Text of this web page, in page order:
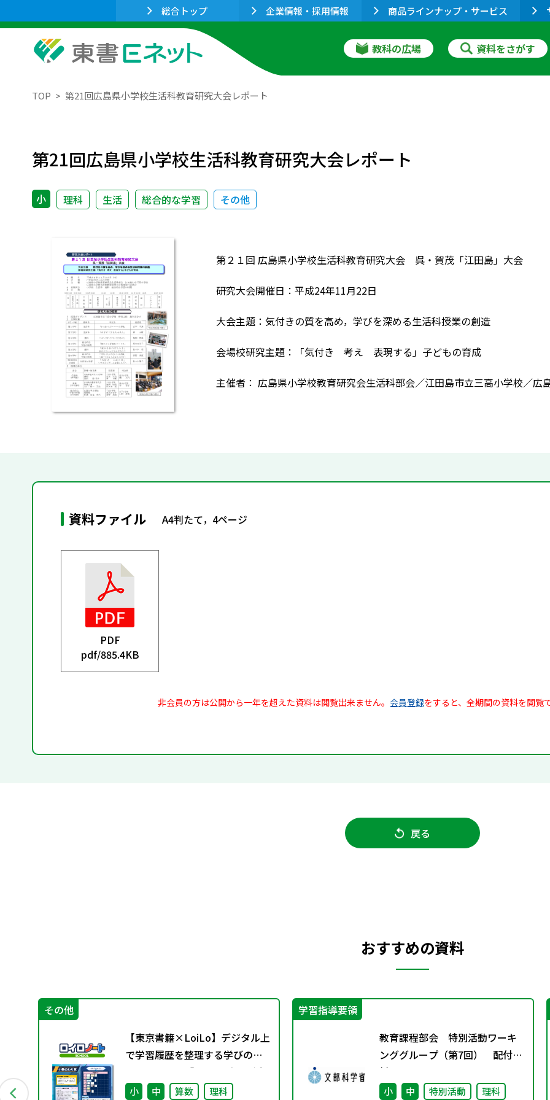
総合トップ 企業情報・採用情報 商品ラインナップ・サービス
教科の広場 資料をさがす
TOP 第21回広島県小学校生活科教育研究大会レポート
第21回広島県小学校生活科教育研究大会レポート
小 理科 生活 総合的な学習 その他
第２１回 広島県小学校生活科教育研究大会 呉・賀茂「江田島」大会
研究大会開催日：平成24年11月22日
大会主題：気付きの質を高め，学びを深める生活科授業の創造
会場校研究主題：「気付き 考え 表現する」子どもの育成
主催者： 広島県小学校教育研究会生活科部会／江田島市立三高小学校／
資料ファイル A4判たて，4ページ
PDF
pdf/885.4KB
非会員の方は公開から一年を超えた資料は閲覧出来ません。 会員登録をすると、全期間の資料を閲覧
戻る
おすすめの資料
その他
【東京書籍×LoiLo】デジタル上
で学習履歴を整理する学びのポ
ートフォリオ「ロイログ」で活
用できる教科書準拠コンテンツ
小 中 算数 理科
学習指導要領
教育課程部会 特別活動ワーキ
ンググループ（第7回） 配付資
料
小 中 特別活動 理科